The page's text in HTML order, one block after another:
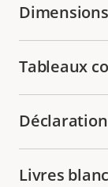
Dimensions
Tableaux
Livres